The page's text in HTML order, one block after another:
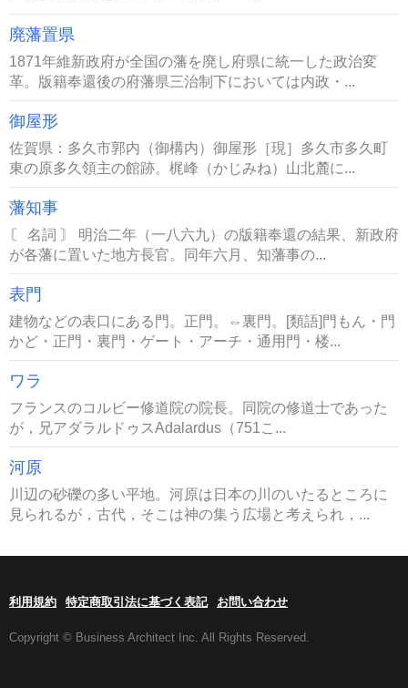
廃藩置県
1871年維新政府が全国の藩を廃し府県に統一した政治変
革。版籍奉還後の府藩県三治制下においては内政・...
御屋形
佐賀県：多久市郭内（御構内）御屋形［現］多久市多久町
東の原多久領主の館跡。梶峰（かじみね）山北麓に...
藩知事
〘 名詞 〙 明治二年（一八六九）の版籍奉還の結果、新政府
が各藩に置いた地方長官。同年六月、知藩事の...
表門
建物などの表口にある門。正門。⇔裏門。[類語]門もん・門
かど・正門・裏門・ゲート・アーチ・通用門・楼...
ワラ
フランスのコルビー修道院の院長。同院の修道士であった
が，兄アダラルドゥスAdalardus（751こ...
河原
川辺の砂礫の多い平地。河原は日本の川のいたるところに
見られるが，古代，そこは神の集う広場と考えられ，...
利用規約 特定商取引法に基づく表記 お問い合わせ
Copyright © Business Architect Inc. All Rights Reserved.